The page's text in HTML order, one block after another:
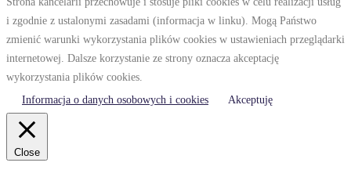
i zgodnie z ustalonymi zasadami (informacja w linku). Mogą Państwo
zmienić warunki wykorzystania plików cookies w ustawieniach przeglądarki
internetowej. Dalsze korzystanie ze strony oznacza akceptację
wykorzystania plików cookies.
Informacja o danych osobowych i cookies
Akceptuję
Close